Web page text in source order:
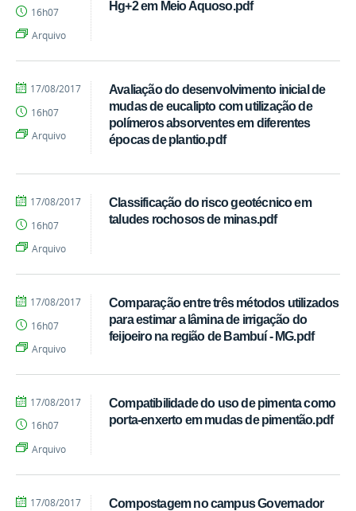
Hg+2 em Meio Aquoso.pdf
Regina
Machado
16h07
Arquivo
Avaliação do desenvolvimento inicial de
mudas de eucalipto com utilização de
polímeros absorventes em diferentes
épocas de plantio.pdf
por
Regina
Machado
publicado
17/08/2017
16h07
Arquivo
Classificação do risco geotécnico em
taludes rochosos de minas.pdf
por
Regina
Machado
publicado
17/08/2017
16h07
Arquivo
Comparação entre três métodos utilizados
para estimar a lâmina de irrigação do
feijoeiro na região de Bambuí - MG.pdf
por
Regina
Machado
publicado
17/08/2017
16h07
Arquivo
Compatibilidade do uso de pimenta como
porta-enxerto em mudas de pimentão.pdf
por
Regina
Machado
publicado
17/08/2017
16h07
Arquivo
Compostagem no campus Governador
por
publicado
17/08/2017